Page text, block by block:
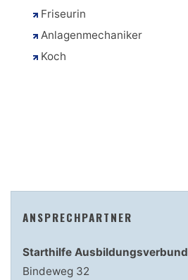
Friseurin
Anlagenmechaniker
Koch
ANSPRECHPARTNER
Starthilfe Ausbildungsverbund
Bindeweg 32